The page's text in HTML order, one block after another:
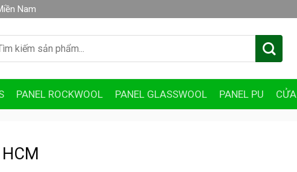
Nam
PANEL ROCKWOOL PANEL GLASSWOOL PANEL PU